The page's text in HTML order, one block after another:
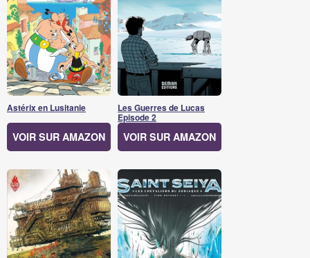
Astérix en Lusitanie
VOIR SUR AMAZON
Les Guerres de Lucas
Episode 2
VOIR SUR AMAZON